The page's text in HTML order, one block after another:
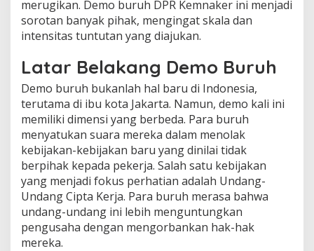
merugikan. Demo buruh DPR Kemnaker ini menjadi
sorotan banyak pihak, mengingat skala dan
intensitas tuntutan yang diajukan.
Latar Belakang Demo Buruh
Demo buruh bukanlah hal baru di Indonesia,
terutama di ibu kota Jakarta. Namun, demo kali ini
memiliki dimensi yang berbeda. Para buruh
menyatukan suara mereka dalam menolak
kebijakan-kebijakan baru yang dinilai tidak
berpihak kepada pekerja. Salah satu kebijakan
yang menjadi fokus perhatian adalah Undang-
Undang Cipta Kerja. Para buruh merasa bahwa
undang-undang ini lebih menguntungkan
pengusaha dengan mengorbankan hak-hak
mereka.